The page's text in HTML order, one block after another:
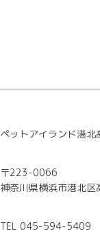
ペットアイランド港北
〒223-0066
神奈川県横浜市港北
TEL 045-594-5409